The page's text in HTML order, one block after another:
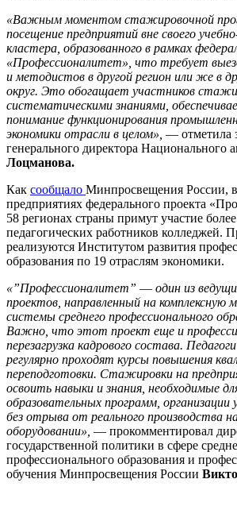
«Важным моментом стажировочной
посещение предприятий вне своего
кластера, образованного в рамках
«Профессионалитет», что требует
и методистов в другой регион или же в
округ. Это обогащает участников
систематическими знаниями,
понимание функционирования
экономики отрасли в целом», ― отметила
генерального директора Национального
Лоцманова.
Как сообщало Минпросвещения России,
предприятиях федерального проекта
58 регионах страны примут участие
педагогических работников колледжей.
реализуются Институтом развития
образования по 19 отраслям экономики.
«”Профессионалитет” ― один из
проектов, направленный на комплексную
системы среднего профессионального
Важно, что этот проект еще и
перезагрузка кадрового состава.
регулярно проходят курсы повышения
переподготовки. Стажировки на
освоить навыки и знания, необходимые
образовательных программ, организации
без отрыва от реального производства
оборудовании», ― прокомментировал
государственной политики в сфере
профессионального образования и
обучения Минпросвещения России